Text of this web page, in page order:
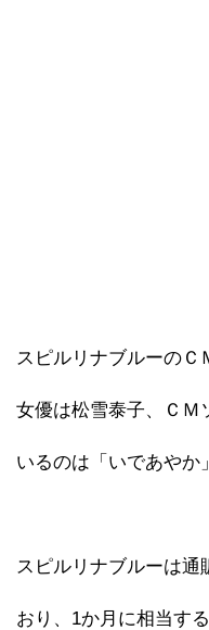
スピルリナブルーのＣ
女優は松雪泰子、ＣＭ
いるのは「いであやか
スピルリナブルーは通
おり、1か月に相当す